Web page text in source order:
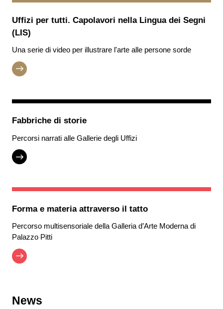
Uffizi per tutti. Capolavori nella Lingua dei Segni
(LIS)
Una serie di video per illustrare l'arte alle persone sorde
Fabbriche di storie
Percorsi narrati alle Gallerie degli Uffizi
Forma e materia attraverso il tatto
Percorso multisensoriale della Galleria d’Arte Moderna di
Palazzo Pitti
News